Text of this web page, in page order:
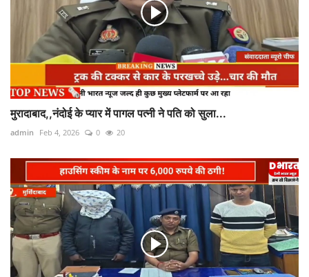
मुरादाबाद,,नंदोई के प्यार में पागल पत्नी ने पति को सुला...
admin Feb 4, 2026 0 20